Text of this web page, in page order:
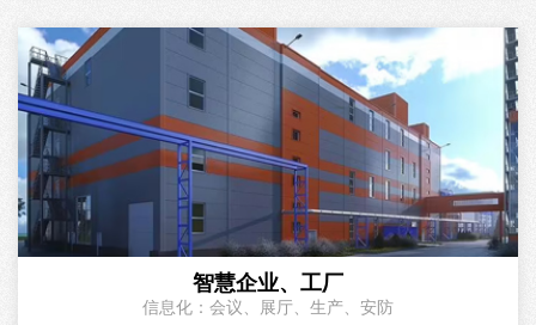
智慧企业、工厂
信息化：会议、展厅、生产、安防